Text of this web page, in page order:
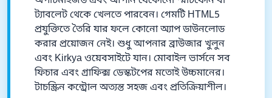
ট্যাবলেট থেকে খেলতে পারবেন। গেমটি HTML5
প্রযুক্তিতে তৈরি যার ফলে কোনো অ্যাপ ডাউনলোড
করার প্রয়োজন নেই। শুধু আপনার ব্রাউজার খুলুন
এবং Kirkya ওয়েবসাইটে যান। মোবাইল ভার্সনে সব
ফিচার এবং গ্রাফিক্স ডেস্কটপের মতোই উচ্চমানের।
টাচস্ক্রিন কন্ট্রোল অত্যন্ত সহজ এবং প্রতিক্রিয়াশীল।